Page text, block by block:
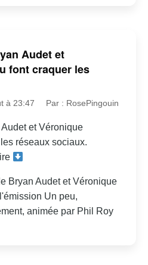
Audet et
font craquer les
à 23:47 Par : RosePingouin
et Véronique
réseaux sociaux.
Bryan Audet et Véronique
Un peu,
animée par Phil Roy